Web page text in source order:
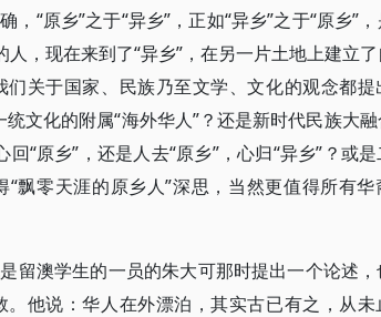
，“原乡”之于“异乡”，正如“异乡”之于“原乡”
，现在来到了“异乡”，在另一片土地上建立
关于国家、民族乃至文学、文化的观念都提
文化的附属“海外华人”？还是新时代民族大
“原乡”，还是人去“原乡”，心归“异乡”？或
飘零天涯的原乡人”深思，当然更值得所有华
留澳学生的一员的朱大可那时提出一个论述
他说：华人在外漂泊，其实古已有之，从未